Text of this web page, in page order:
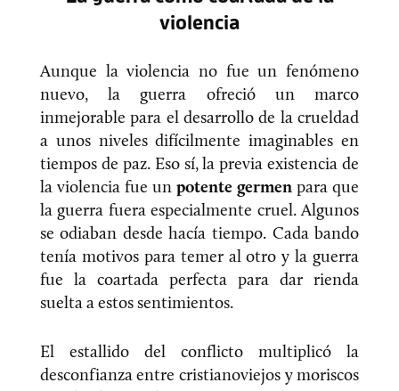
violencia
Aunque la violencia no fue un fenómeno
nuevo, la guerra ofreció un marco
inmejorable para el desarrollo de la crueldad
a unos niveles difícilmente imaginables en
tiempos de paz. Eso sí, la previa existencia de
la violencia fue unpotente germen para que
la guerra fuera especialmente cruel. Algunos
se odiaban desde hacía tiempo. Cada bando
tenía motivos para temer al otro y la guerra
fue la coartada perfecta para dar rienda
suelta a estos sentimientos.
El estallido del conflicto multiplicó la
desconfianza entre cristianoviejos y moriscos